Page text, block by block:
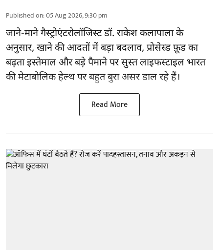
Published on:05 Aug 2026, 9:30 pm
जाने-माने गैस्ट्रोएंटरोलॉजिस्ट डॉ. राकेश कलापाला के
अनुसार, खाने की आदतोंमें बड़ा बदलाव, प्रोसेस्ड फ़ूड का
बढ़ता इस्तेमाल और बड़े पैमाने पर सुस्त लाइफस्टाइल भारत
की मेटाबोलिक हेल्थ पर बहुत बुरा असर डाल रहे हैं।
Read More